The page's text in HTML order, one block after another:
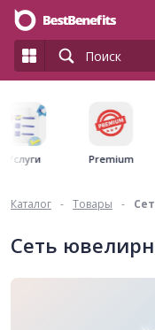
Услуги Premium
Каталог - Товары -
Сеть